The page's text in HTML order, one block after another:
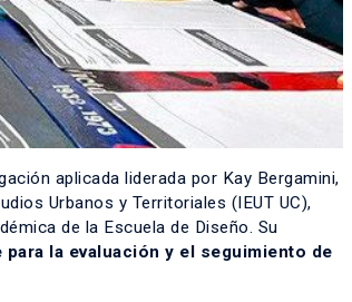
aplicada liderada por Kay Bergamini,
Urbanos y Territoriales (IEUT UC),
de la Escuela de Diseño. Su
la evaluación y el seguimiento de